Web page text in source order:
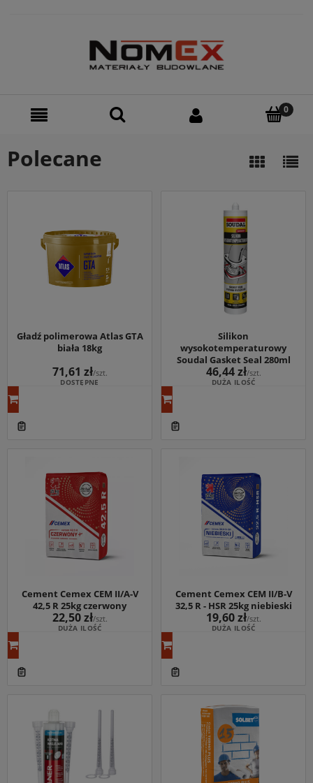
Polecane
Gładź polimerowa Atlas GTA
biała 18kg
DOSTĘPNE
71,61 zł/szt.
Silikon
wysokotemperaturowy
Soudal Gasket Seal 280ml
DUŻA ILOŚĆ
46,44 zł/szt.
Cement Cemex CEM II/A-V
42,5 R 25kg czerwony
DUŻA ILOŚĆ
22,50 zł/szt.
Cement Cemex CEM II/B-V
32,5 R - HSR 25kg niebieski
DUŻA ILOŚĆ
19,60 zł/szt.